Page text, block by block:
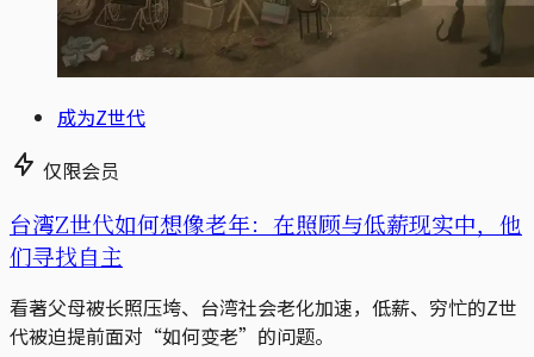
成为Z世代
仅限会员
台湾Z世代如何想像老年：在照顾与低薪现实中，他
们寻找自主
看著父母被长照压垮、台湾社会老化加速，低薪、穷忙的Z世
代被迫提前面对“如何变老”的问题。